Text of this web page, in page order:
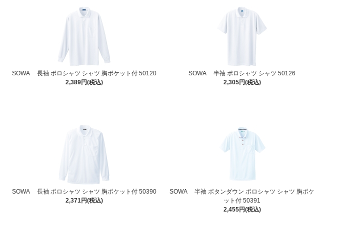
SOWA 長袖 ポロシャツ シャツ 胸ポケット付 50120
2,389円(税込)
SOWA 半袖 ポロシャツ シャツ 50126
2,305円(税込)
SOWA 長袖 ポロシャツ シャツ 胸ポケット付 50390
2,371円(税込)
SOWA 半袖 ボタンダウン ポロシャツ シャツ 胸ポケ
ット付 50391
2,455円(税込)